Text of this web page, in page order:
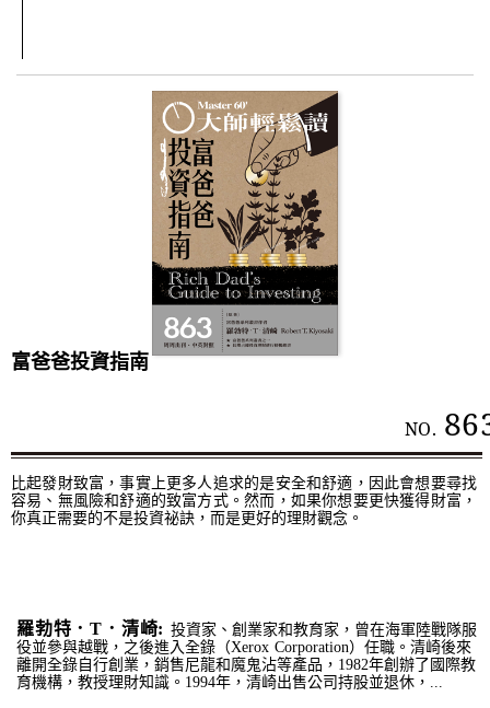
富爸爸投資指南
NO.
比起發財致富，事實上更多人追求的是安全和舒適，因此會想要尋找
容易、無風險和舒適的致富方式。然而，如果你想要更快獲得財富，
你真正需要的不是投資祕訣，而是更好的理財觀念。
羅勃特．T．清崎: 投資家、創業家和教育家，曾在海軍陸戰隊服
役並參與越戰，之後進入全錄（Xerox Corporation）任職。清崎後來
離開全錄自行創業，銷售尼龍和魔鬼沾等產品，1982年創辦了國際教
育機構，教授理財知識。1994年，清崎出售公司持股並退休，...